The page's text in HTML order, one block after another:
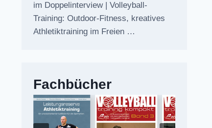
im Doppelinterview | Volleyball-
Training: Outdoor-Fitness, kreatives
Athletiktraining im Freien …
Fachbücher